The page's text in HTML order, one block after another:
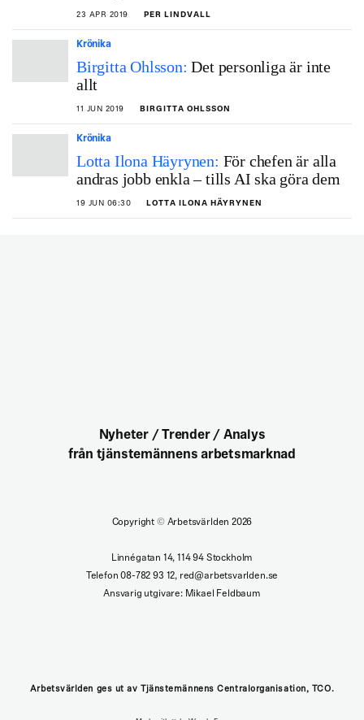
23 APR 2019 PER LINDVALL
Krönika
Birgitta Ohlsson: Det personliga är inte
allt
11 JUN 2019 BIRGITTA OHLSSON
Krönika
Lotta Ilona Häyrynen: För chefen är alla
andras jobb enkla – tills AI ska göra dem
19 JUN 06:30 LOTTA ILONA HÄYRYNEN
Nyheter / Trender / Analys
från tjänstemännens arbetsmarknad
Copyright ©Arbetsvärlden 2026
Linnégatan 14, 114 94 Stockholm
Telefon 08-782 93 12, red@arbetsvarlden.se
Ansvarig utgivare: Mikael Feldbaum
Arbetsvärlden ges ut av Tjänstemännens Centralorganisation, TCO.